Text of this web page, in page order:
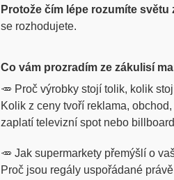
Protože čím lépe rozumíte
se rozhodujete.
Co vám prozradím ze zákulisí
🥕 Proč výrobky stojí tolik, kolik
Kolik z ceny tvoří reklama,
zaplatí televizní spot nebo
🥕 Jak supermarkety přemýšlí o
Proč jsou regály uspořádané